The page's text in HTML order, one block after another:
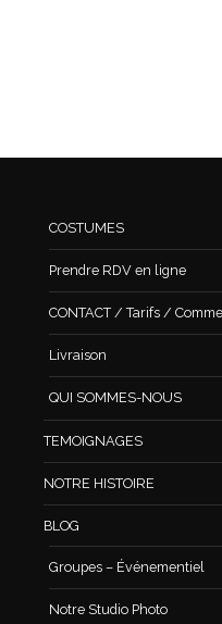
COSTUMES
Prendre RDV en ligne
CONTACT / Tarifs /
Livraison
QUI SOMMES-NOUS
TEMOIGNAGES
NOTRE HISTOIRE
BLOG
Groupes – Événementiel
Notre Studio Photo